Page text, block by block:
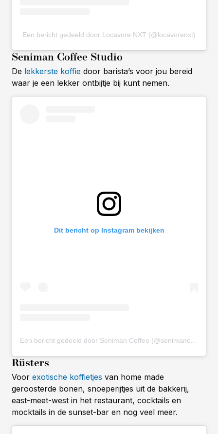
Een bericht gedeeld door Locavore NXT (@locavorenxt)
Seniman Coffee Studio
De lekkerste koffie door barista’s voor jou bereid
waar je een lekker ontbijtje bij kunt nemen.
Dit bericht op Instagram bekijken
Rüsters
Voor exotische koffietjes van home made
geroosterde bonen, snoeperijtjes uit de bakkerij,
east-meet-west in het restaurant, cocktails en
mocktails in de sunset-bar en nog veel meer.